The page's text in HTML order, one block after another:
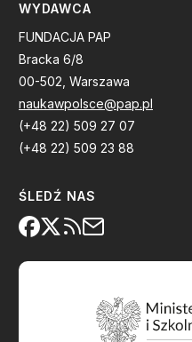
WYDAWCA
FUNDACJA PAP
Bracka 6/8
00-502, Warszawa
naukawpolsce@pap.pl
(+48 22) 509 27 07
(+48 22) 509 23 88
ŚLEDŹ NAS